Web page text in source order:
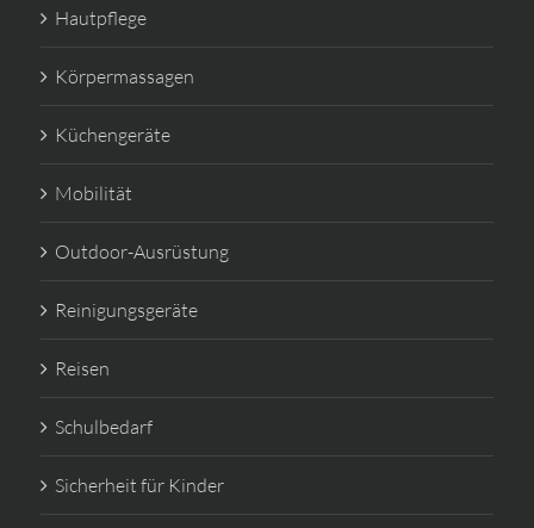
Hautpflege
Körpermassagen
Küchengeräte
Mobilität
Outdoor-Ausrüstung
Reinigungsgeräte
Reisen
Schulbedarf
Sicherheit für Kinder